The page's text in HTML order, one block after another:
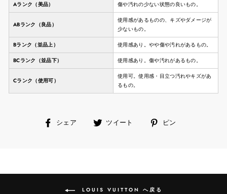
Aランク（美品） 傷や汚れの少ない状態の良いもの。
ABランク（良品）
使用感があるものの、キズやダメージが
少ないもの。
Bランク（並品上） 使用感あり。やや傷や汚れがあるもの。
BCランク（並品下） 使用感あり。傷や汚れがあるもの。
Cランク（使用可）
使用可。使用感・目立つ汚れやキズがあ
るもの。
シェア
facebook
る
ツイート ピン
LOUIS VUITTON へ戻る